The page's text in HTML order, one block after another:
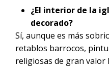
¿El interior de la
decorado?
Sí, aunque es más
retablos barrocos,
religiosas de gran valor